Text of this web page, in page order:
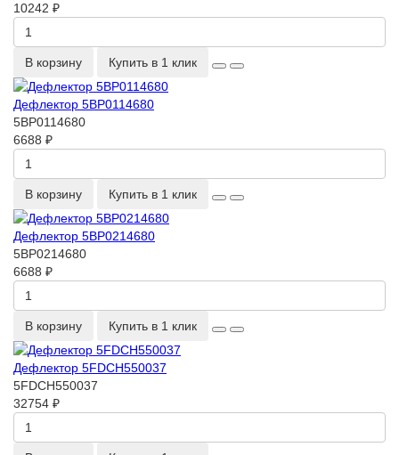
10242 ₽
В корзину Купить в 1 клик
Дефлектор 5BP0114680
5BP0114680
6688 ₽
В корзину Купить в 1 клик
Дефлектор 5BP0214680
5BP0214680
6688 ₽
В корзину Купить в 1 клик
Дефлектор 5FDCH550037
5FDCH550037
32754 ₽